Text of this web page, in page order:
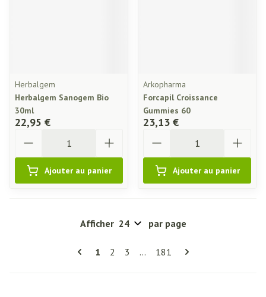
Herbalgem
Herbalgem Sanogem Bio
30ml
22,95 €
Ajouter au panier
Arkopharma
Forcapil Croissance
Gummies 60
23,13 €
Ajouter au panier
Pages
Vous lisez actuellement la page
1 Page
2 Page
3 ... Page
181
Afficher par page